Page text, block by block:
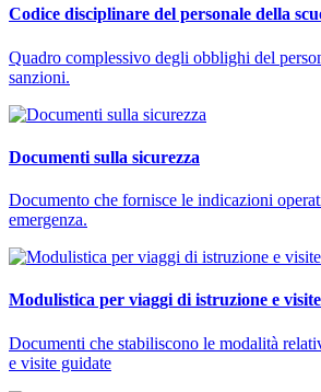
Codice disciplinare del personale della
Quadro complessivo degli obblighi del
sanzioni.
Documenti sulla sicurezza
Documento che fornisce le indicazioni
emergenza.
Modulistica per viaggi di istruzione e
Documenti che stabiliscono le modalità
e visite guidate